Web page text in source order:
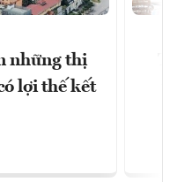
những thị
lợi thế kết